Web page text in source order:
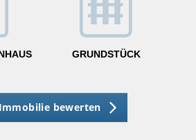
GRUNDSTÜCK
bewerten